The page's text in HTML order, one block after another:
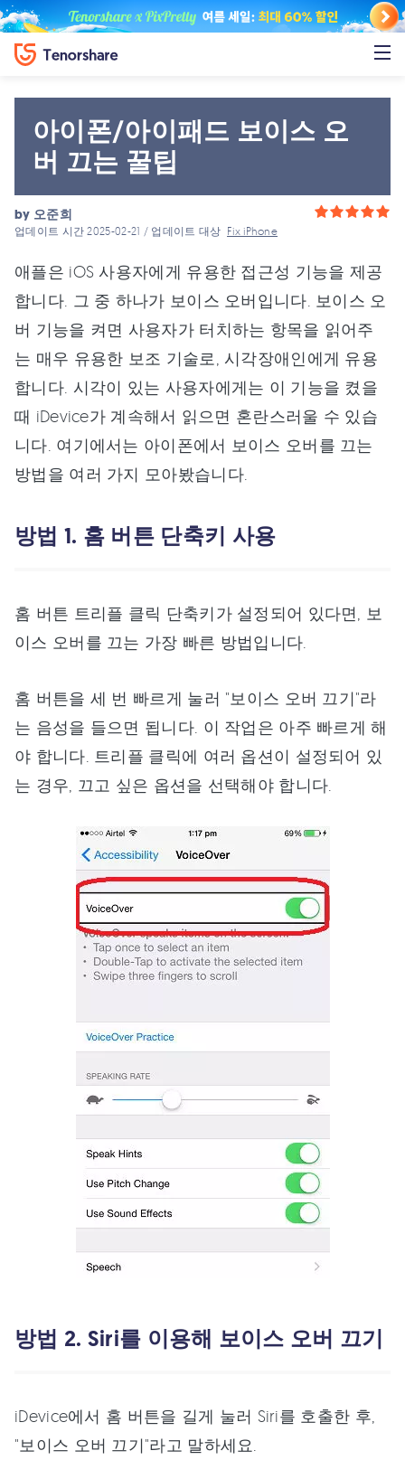
아이폰/아이패드 보이스 오
버 끄는 꿀팁
by 오준희
업데이트 시간 2025-02-21 / 업데이트 대상 Fix iPhone
애플은 iOS 사용자에게 유용한 접근성 기능을 제공
합니다. 그 중 하나가 보이스 오버입니다. 보이스 오
버 기능을 켜면 사용자가 터치하는 항목을 읽어주
는 매우 유용한 보조 기술로, 시각장애인에게 유용
합니다. 시각이 있는 사용자에게는 이 기능을 켰을
때 iDevice가 계속해서 읽으면 혼란스러울 수 있습
니다. 여기에서는 아이폰에서 보이스 오버를 끄는
방법을 여러 가지 모아봤습니다.
방법 1. 홈 버튼 단축키 사용
홈 버튼 트리플 클릭 단축키가 설정되어 있다면, 보
이스 오버를 끄는 가장 빠른 방법입니다.
홈 버튼을 세 번 빠르게 눌러 "보이스 오버 끄기"라
는 음성을 들으면 됩니다. 이 작업은 아주 빠르게 해
야 합니다. 트리플 클릭에 여러 옵션이 설정되어 있
는 경우, 끄고 싶은 옵션을 선택해야 합니다.
방법 2. Siri를 이용해 보이스 오버 끄기
iDevice에서 홈 버튼을 길게 눌러 Siri를 호출한 후,
"보이스 오버 끄기"라고 말하세요.